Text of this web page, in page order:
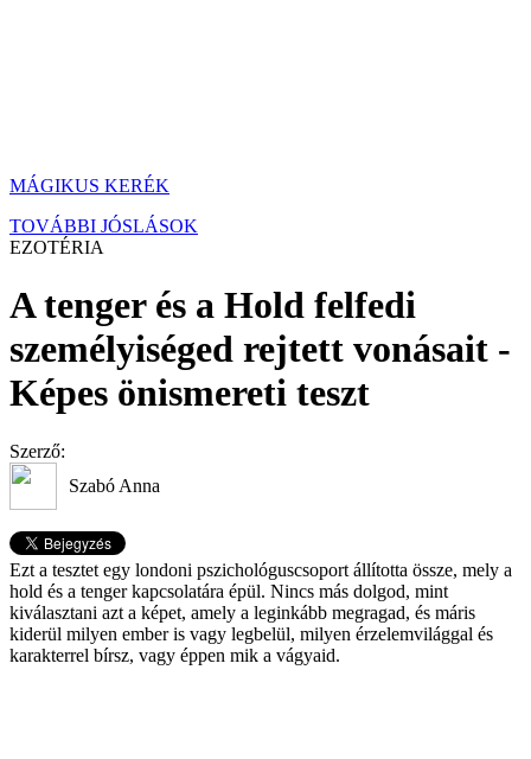
MÁGIKUS KERÉK
TOVÁBBI JÓSLÁSOK
EZOTÉRIA
A tenger és a Hold felfedi
személyiséged rejtett vonásait -
Képes önismereti teszt
Szerző:
Szabó Anna
Ezt a tesztet egy londoni pszichológuscsoport állította össze, mely a
hold és a tenger kapcsolatára épül. Nincs más dolgod, mint
kiválasztani azt a képet, amely a leginkább megragad, és máris
kiderül milyen ember is vagy legbelül, milyen érzelemvilággal és
karakterrel bírsz, vagy éppen mik a vágyaid.